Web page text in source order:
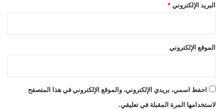
البريد الإلكتروني *
الموقع الإلكتروني
احفظ اسمي، بريدي الإلكتروني، والموقع الإلكتروني في هذا المتصفح
لاستخدامها المرة المقبلة في تعليقي.